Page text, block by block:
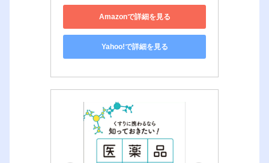
Amazonで詳細を見る
Yahoo!で詳細を見る